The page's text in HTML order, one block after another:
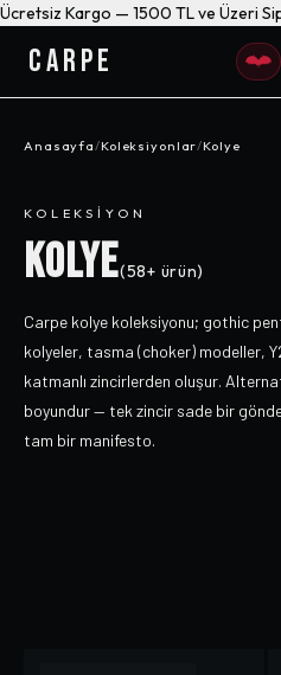
Ücretsiz Kargo — 1500 TL ve Üzeri
CARPE
Anasayfa/Koleksiyonlar/Kolye
KOLEKSIYON
KOLYE(58+ ürün)
Carpe kolye koleksiyonu; gothic
kolyeler, tasma (choker) modeller,
katmanlı zincirlerden oluşur.
boyundur — tek zincir sade bir
tam bir manifesto.